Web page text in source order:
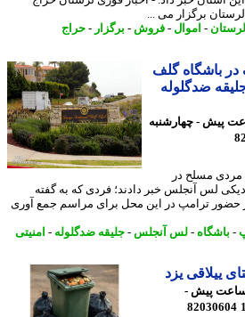
برگزار می ...
-اموال- فروش -برگزار - حراج
گلف
ضدگلوله
- چهارشنبه
مسلح در
لس آنجلس خبر دادند؛ فردی که به گفته
ترامپ در این محل برای مراسم جمع آوری
-لس آنجلس-جلیقه ضدگلوله-امنیتی
یزد
پیش -